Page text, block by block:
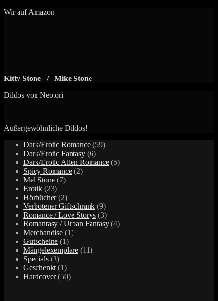
Wir auf Amazon
Kitty Stone / Mike Stone
Dildos von Neotori
Außergewöhnliche Dildos!
Dark/Erotic Romance 5959
Dark/Erotic Fantasy 66
Produkte
Dark/Erotic Alien Romance 55
Spicy Romance 22
Mel Stone 77
Erotik 2323
Produkte
Hörbücher 22
Produkte
Verbotener Giftschrank 99
Produkte
Romance / Love Storys 33
Produkte
Romantasy / Urban Fantasy 44
Merchandise 11
Gutscheine 11
Produkt
Mängelexemplare 1111
Specials 33
Produkte
Geschenkt 11
Produkt
Hardcover 5050